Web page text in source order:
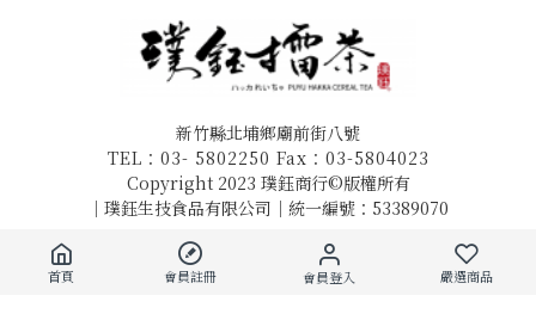
新竹縣北埔鄉廟前街八號
TEL：03- 5802250 Fax：03-5804023
Copyright 2023 璞鈺商行©版權所有
｜璞鈺生技食品有限公司｜統一編號：53389070
購物需知 會員條款
首頁 會員註冊 會員登入 嚴選商品